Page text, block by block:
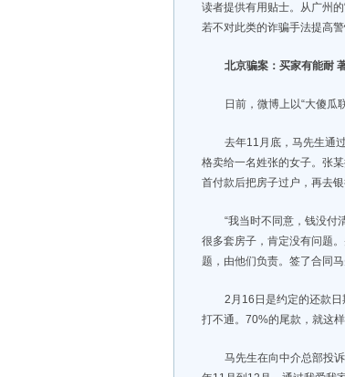
读者提供有用贴士。从广州
若不对此类的诈骗手法提高
北京骗案：买家有能耐
日前，微博上以“大傻瓜
去年11月底，马先生通
格卖给一名姓张的女子。张
首付款后把房子过户，再去
“我当时不同意，钱没付
很多套房子，肯定没有问题
题，由他们负责。签了合同
2月16日是约定的还款
打不通。70%的尾款，就这样
马先生在向中介总部投